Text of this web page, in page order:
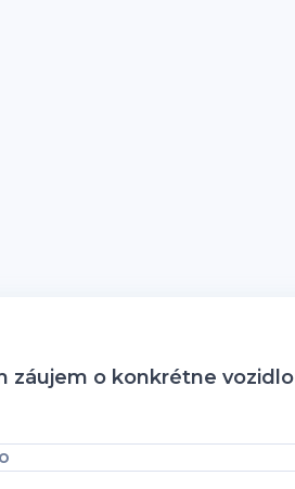
záujem o konkrétne vozidlo